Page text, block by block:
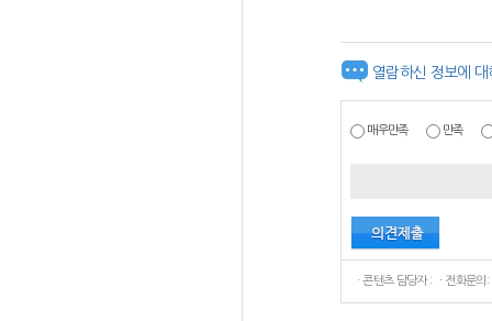
열람하신 정보에
매우만족 만족
ㆍ콘텐츠 담당자 : ㆍ전화문의: